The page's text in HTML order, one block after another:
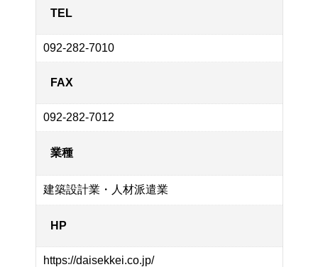
TEL
092-282-7010
FAX
092-282-7012
業種
建築設計業・人材派遣業
HP
https://daisekkei.co.jp/